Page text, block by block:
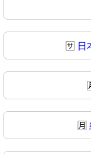
🈂 日
🈷